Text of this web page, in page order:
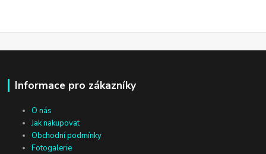
Informace pro zákazníky
O nás
Jak nakupovat
Obchodní podmínky
Fotogalerie